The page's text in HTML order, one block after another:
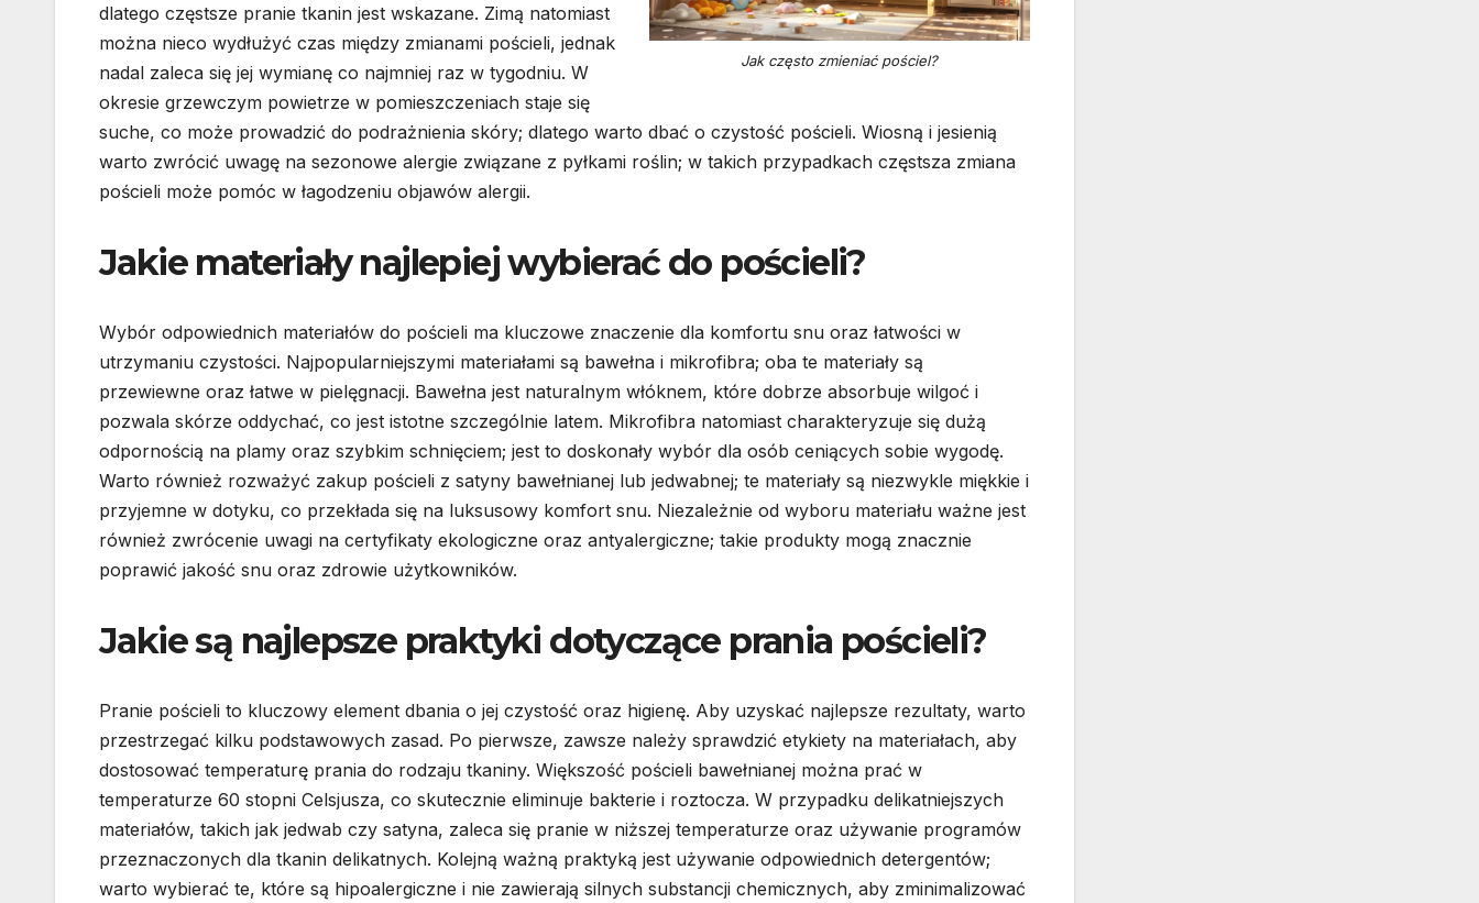
Jak często zmieniać pościel?
dlatego częstsze pranie tkanin jest wskazane. Zimą natomiast
można nieco wydłużyć czas między zmianami pościeli, jednak
nadal zaleca się jej wymianę co najmniej raz w tygodniu. W
okresie grzewczym powietrze w pomieszczeniach staje się
suche, co może prowadzić do podrażnienia skóry; dlatego warto dbać o czystość pościeli. Wiosną i jesienią
warto zwrócić uwagę na sezonowe alergie związane z pyłkami roślin; w takich przypadkach częstsza zmiana
pościeli może pomóc w łagodzeniu objawów alergii.
Jakie materiały najlepiej wybierać do pościeli?
Wybór odpowiednich materiałów do pościeli ma kluczowe znaczenie dla komfortu snu oraz łatwości w
utrzymaniu czystości. Najpopularniejszymi materiałami są bawełna i mikrofibra; oba te materiały są
przewiewne oraz łatwe w pielęgnacji. Bawełna jest naturalnym włóknem, które dobrze absorbuje wilgoć i
pozwala skórze oddychać, co jest istotne szczególnie latem. Mikrofibra natomiast charakteryzuje się dużą
odpornością na plamy oraz szybkim schnięciem; jest to doskonały wybór dla osób ceniących sobie wygodę.
Warto również rozważyć zakup pościeli z satyny bawełnianej lub jedwabnej; te materiały są niezwykle miękkie i
przyjemne w dotyku, co przekłada się na luksusowy komfort snu. Niezależnie od wyboru materiału ważne jest
również zwrócenie uwagi na certyfikaty ekologiczne oraz antyalergiczne; takie produkty mogą znacznie
poprawić jakość snu oraz zdrowie użytkowników.
Jakie są najlepsze praktyki dotyczące prania pościeli?
Pranie pościeli to kluczowy element dbania o jej czystość oraz higienę. Aby uzyskać najlepsze rezultaty, warto
przestrzegać kilku podstawowych zasad. Po pierwsze, zawsze należy sprawdzić etykiety na materiałach, aby
dostosować temperaturę prania do rodzaju tkaniny. Większość pościeli bawełnianej można prać w
temperaturze 60 stopni Celsjusza, co skutecznie eliminuje bakterie i roztocza. W przypadku delikatniejszych
materiałów, takich jak jedwab czy satyna, zaleca się pranie w niższej temperaturze oraz używanie programów
przeznaczonych dla tkanin delikatnych. Kolejną ważną praktyką jest używanie odpowiednich detergentów;
warto wybierać te, które są hipoalergiczne i nie zawierają silnych substancji chemicznych, aby zminimalizować